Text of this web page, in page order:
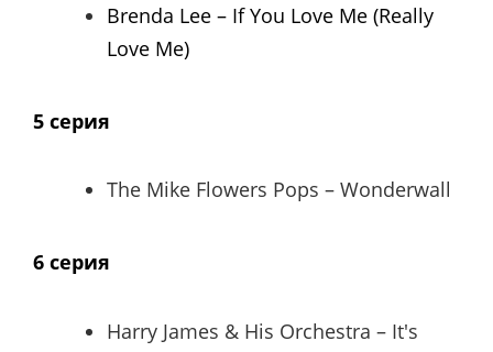
Brenda Lee – If You Love Me (Really
Love Me)
5 серия
The Mike Flowers Pops – Wonderwall
6 серия
Harry James & His Orchestra – It's